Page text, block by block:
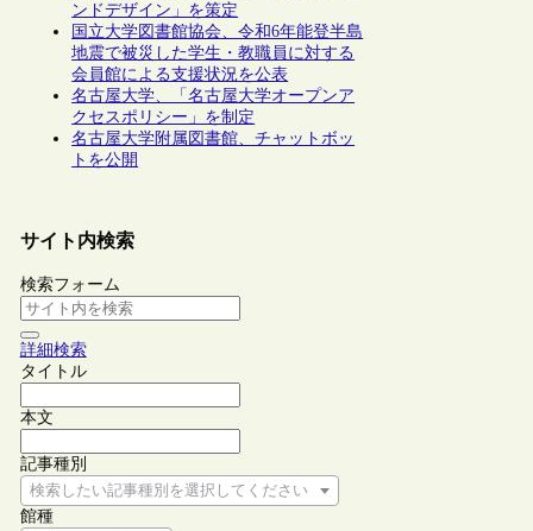
ンドデザイン」を策定
国立大学図書館協会、令和6年能登半島
地震で被災した学生・教職員に対する
会員館による支援状況を公表
名古屋大学、「名古屋大学オープンア
クセスポリシー」を制定
名古屋大学附属図書館、チャットボッ
トを公開
サイト内検索
検索フォーム
詳細検索
タイトル
本文
記事種別
検索したい記事種別を選択してください
館種